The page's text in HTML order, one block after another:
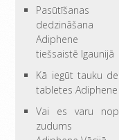
dedzināšana
Adiphene
tiešsaistē Igaunijā
Kā iegūt tauku
tabletes Adiphene
Vai es varu
zudums